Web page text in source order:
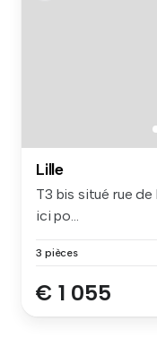
Lille
T3 bis situé rue de
ici po...
3 pièces
€ 1 055